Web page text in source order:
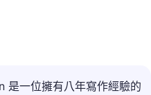
是一位擁有八年寫作經驗的